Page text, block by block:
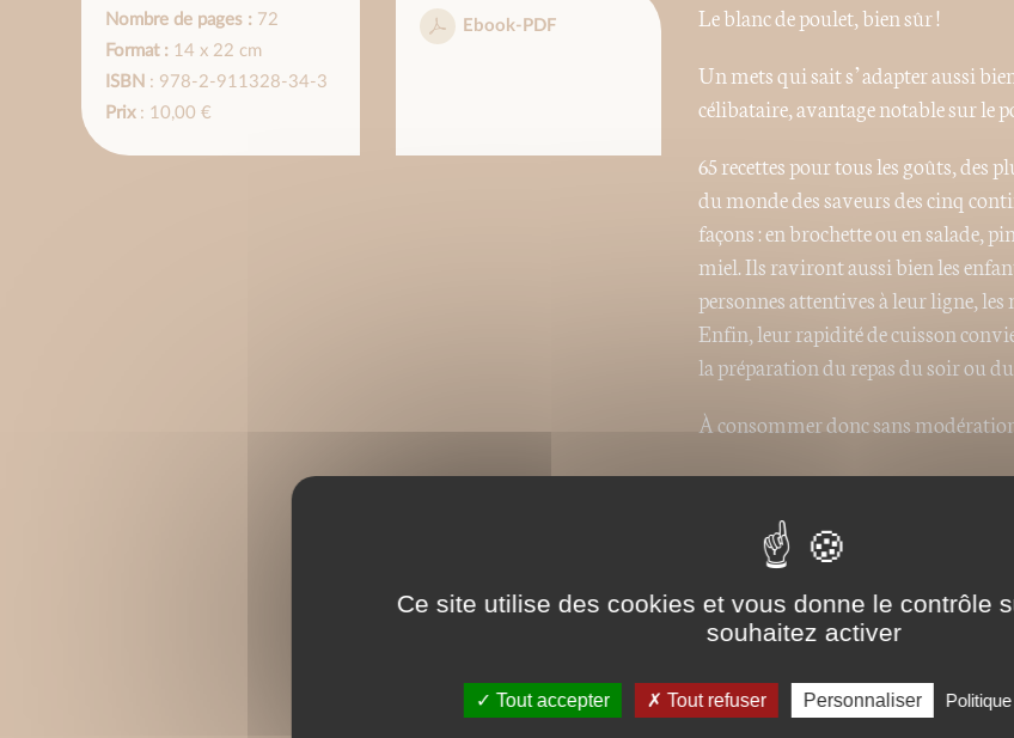
Nombre de pages :72
Format :14 x 22 cm
ISBN : 978-2-911328-34-3
Prix: 10,00 €
Ebook-PDF
Le blanc de poulet, bien sûr !
Un mets qui sait s’adapter aussi
célibataire, avantage notable sur le
65 recettes pour tous les goûts, des
du monde des saveurs des cinq
façons : en brochette ou en salade,
miel. Ils raviront aussi bien les
personnes attentives à leur ligne, les
Enfin, leur rapidité de cuisson
la préparation du repas du soir ou
À consommer donc sans
Droits de traduction disponibles.
Ce site utilise des cookies et vous donne le contrôle
souhaitez activer
Tout accepter Tout refuser Personnaliser